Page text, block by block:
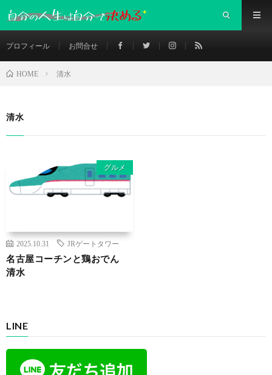
プロフィール お問合せ
HOME 清水
清水
グルメ
2025.10.31 JRゲートタワー
名古屋コーチンと鶏おでん
清水
LINE